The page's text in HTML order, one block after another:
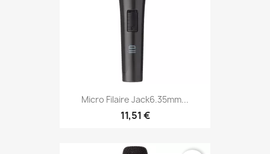
Micro Filaire Jack6.35mm...
11,51 €